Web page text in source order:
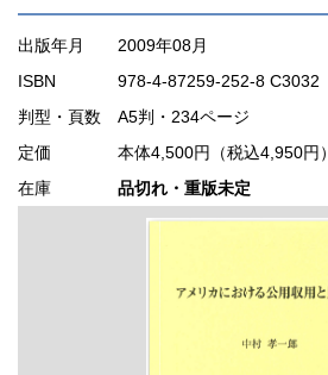
出版年月
2009年08月
ISBN
978-4-87259-252-8 C3032
判型・頁数 A5判・234ページ
定価
本体4,500円（税込4,950円）
在庫
品切れ・重版未定